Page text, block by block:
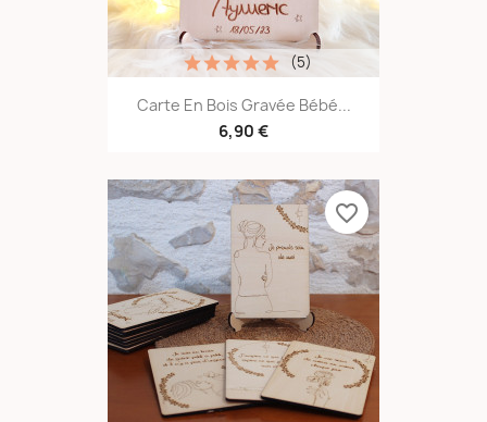
Carte En Bois Gravée Bébé...
6,90 €
(5)
favorite_border